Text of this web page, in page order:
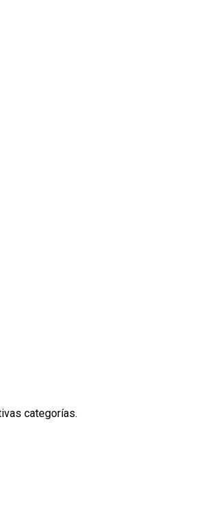
categorías.